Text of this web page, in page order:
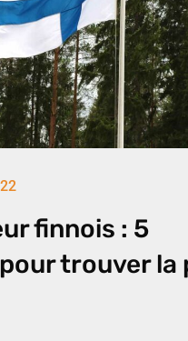
finnois : 5
trouver la